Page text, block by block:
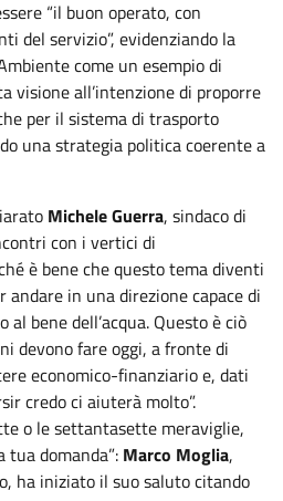
“il buon operato, con
del servizio”, evidenziando la
come un esempio di
visione all’intenzione di proporre
per il sistema di trasporto
una strategia politica coerente a
Michele Guerra, sindaco di
con i vertici di
è bene che questo tema diventi
in una direzione capace di
bene dell’acqua. Questo è ciò
devono fare oggi, a fronte di
economico-finanziario e, dati
credo ci aiuterà molto”.
o le settantasette meraviglie,
tua domanda”: Marco Moglia,
ha iniziato il suo saluto citando